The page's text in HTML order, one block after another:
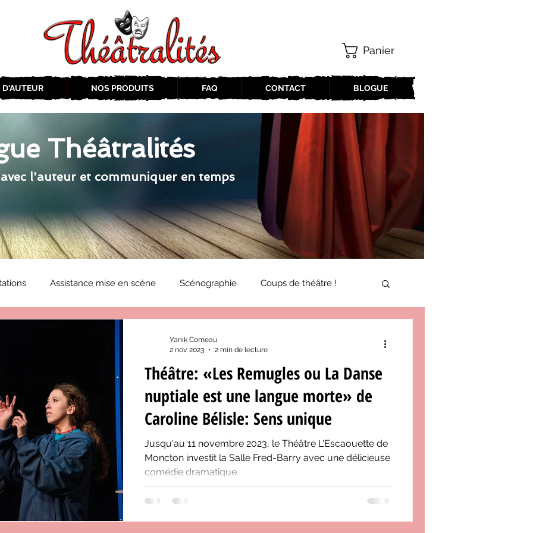
D'AUTEUR NOS PRODUITS FAQ CONTACT BLOGUE
Panier
Théâtralités
l'auteur et communiquer en temps
Assistance mise en scène Scénographie Coups de théâtre !
Journal «BIENVENUE À BORD!» ZoneCulture 2021-2022
2023-2024 ZoneCulture 2024-2025 ZoneCulture 2025-2026
ZoneCulture 2026-2027
Théâtre: «Les Remugles ou La Danse
nuptiale est une langue morte» de
Caroline Bélisle: Sens unique
Jusqu'au 11 novembre 2023, le Théâtre L'Escaouette de
Moncton investit la Salle Fred-Barry avec une délicieuse
comédie dramatique.
Yanik Comeau
2 nov. 2023
2 min de lecture